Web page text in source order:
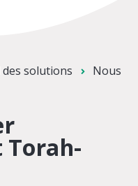
des solutions
Nous